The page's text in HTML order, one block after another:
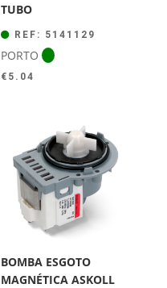
TUBO
REF: 5141129
PORTO
€ 5.04
BOMBA ESGOTO
MAGNÉTICA ASKOLL